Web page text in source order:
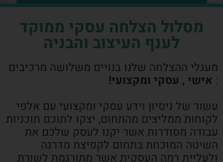
מסלול הצלחה עסקי ממוקד
לענף העיצוב והבניה
מעגלי ההצלחה שלנו בנויים משלושה מרכיבים
: אישי , עסקי ומקצועי!
עשור של ניסיון וידע עסקי ומקצועי עם אלפי
לקוחות ממליצים מהתחום, יצקו לתוכם תוכניות
עבודה מסודרות אשר יקנו לעסק שלכם את
השיטה המוכחת בתחום לקפיצת מדרגה
ולעליית רמה העסקית אשר מתורגמת לשורת